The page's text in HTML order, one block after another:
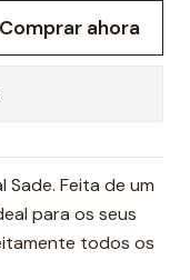
Comprar ahora
Feita de um
para os seus
todos os